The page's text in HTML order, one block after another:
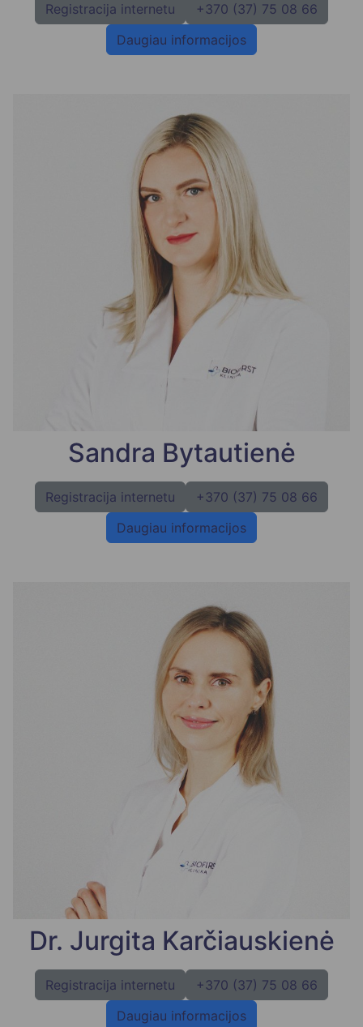
Registracija internetu
+370 (37) 75 08 66
Daugiau informacijos
Sandra Bytautienė
Registracija internetu
+370 (37) 75 08 66
Daugiau informacijos
Dr. Jurgita Karčiauskienė
Registracija internetu
+370 (37) 75 08 66
Daugiau informacijos